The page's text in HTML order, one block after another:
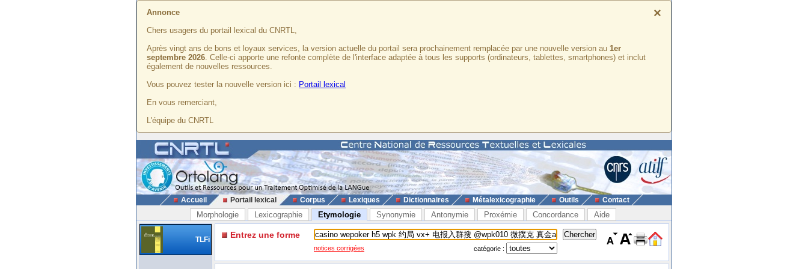
×
Annonce
Chers usagers du portail lexical du CNRTL,
Après vingt ans de bons et loyaux services, la version actuelle du portail sera prochainement remplacée par une nouvelle version au 1er
septembre 2026. Celle-ci apporte une refonte complète de l'interface adaptée à tous les supports (ordinateurs, tablettes, smartphones) et inclut
également de nouvelles ressources.
Vous pouvez tester la nouvelle version ici : Portail lexical
En vous remerciant,
L'équipe du CNRTL
Accueil Portail lexical Corpus Lexiques Dictionnaires Métalexicographie Outils Contact
Morphologie Lexicographie Etymologie Synonymie Antonymie Proxémie Concordance Aide
TLFi Entrez une forme
notices corrigées catégorie :